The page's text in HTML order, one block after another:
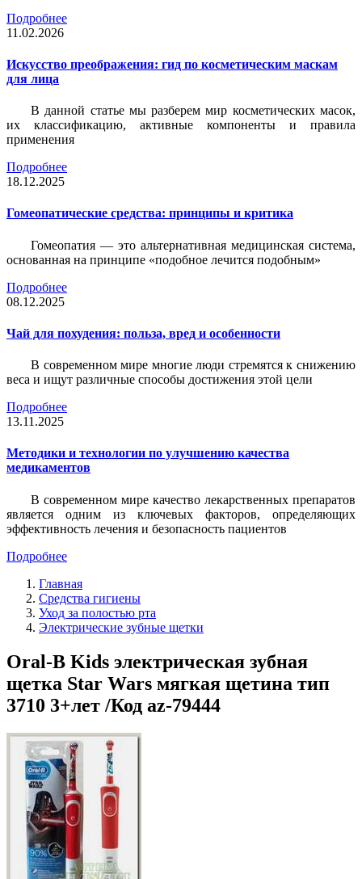
Подробнее
11.02.2026
Искусство преображения: гид по косметическим маскам
для лица
В данной статье мы разберем мир косметических масок,
их классификацию, активные компоненты и правила
применения
Подробнее
18.12.2025
Гомеопатические средства: принципы и критика
Гомеопатия — это альтернативная медицинская система,
основанная на принципе «подобное лечится подобным»
Подробнее
08.12.2025
Чай для похудения: польза, вред и особенности
В современном мире многие люди стремятся к снижению
веса и ищут различные способы достижения этой цели
Подробнее
13.11.2025
Методики и технологии по улучшению качества
медикаментов
В современном мире качество лекарственных препаратов
является одним из ключевых факторов, определяющих
эффективность лечения и безопасность пациентов
Подробнее
Главная
Средства гигиены
Уход за полостью рта
Электрические зубные щетки
Oral-B Kids электрическая зубная
щетка Star Wars мягкая щетина тип
3710 3+лет /Код az-79444